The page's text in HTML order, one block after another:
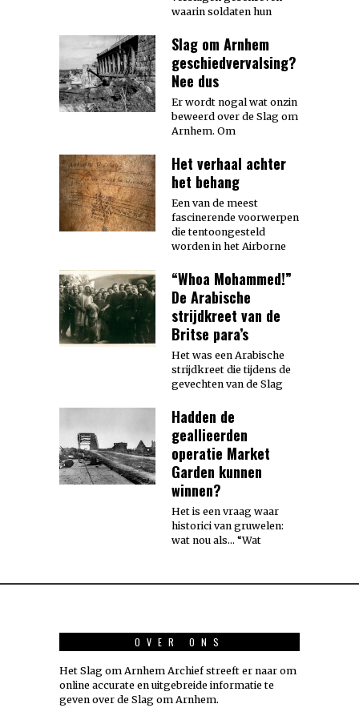
waarin soldaten hun
Slag om Arnhem
geschiedvervalsing?
Nee dus
Er wordt nogal wat onzin
beweerd over de Slag om
Arnhem. Om
Het verhaal achter
het behang
Een van de meest
fascinerende voorwerpen
die tentoongesteld
worden in het Airborne
“Whoa Mohammed!”
De Arabische
strijdkreet van de
Britse para’s
Het was een Arabische
strijdkreet die tijdens de
gevechten van de Slag
Hadden de
geallieerden
operatie Market
Garden kunnen
winnen?
Het is een vraag waar
historici van gruwelen:
wat nou als… “Wat
OVER ONS
Het Slag om Arnhem Archief streeft er naar om
online accurate en uitgebreide informatie te
geven over de Slag om Arnhem.